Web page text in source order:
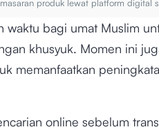
produk lewat platform digital
waktu bagi umat Muslim
khusyuk. Momen ini
memanfaatkan
online sebelum